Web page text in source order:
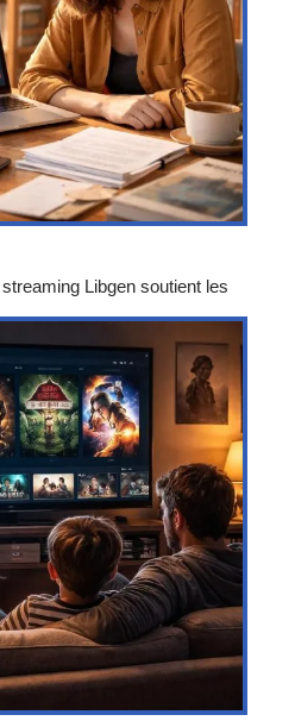
Libgen soutient les